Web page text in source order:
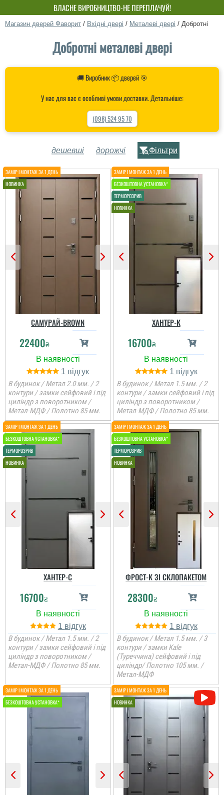
ВЛАСНЕ ВИРОБНИЦТВО-НЕ ПЕРЕПЛАЧУЙ!
Магазин дверей Фаворит / Вхідні двері / Металеві двері / Добротні
Добротні металеві двері
🚚 Виробник 📦 дверей 🎯
У нас для вас є особливі умови доставки. Детальніше:
(098) 524 95 70
дешевші дорожчі Фільтри
САМУРАЙ-BROWN
22400₴
1
В будинок / Метал 2.0 мм. / 2
контури / замки сейфовий і під
циліндр з поворотником /
Метал-МДФ / Полотно 85 мм.
ХАНТЕР-К
16700₴
1
В будинок / Метал 1.5 мм. / 2
контури / замки сейфовий і під
циліндр з поворотником /
Метал-МДФ / Полотно 85 мм.
ХАНТЕР-С
16700₴
1
В будинок / Метал 1.5 мм. / 2
контури / замки сейфовий і під
циліндр з поворотником /
Метал-МДФ / Полотно 85 мм.
ФРОСТ-K ЗІ СКЛОПАКЕТОМ
28300₴
1
В будинок / Метал 1.5 мм. / 3
контури / замки Kale
(Туреччина) сейфовий і під
циліндр/ Полотно 105 мм. /
Метал-МДФ